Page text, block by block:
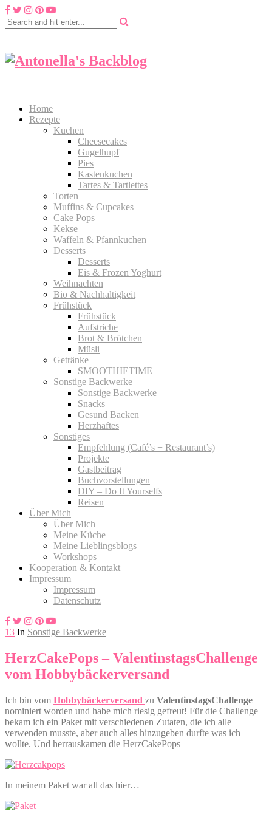
Home
Rezepte
Kuchen
Cheesecakes
Gugelhupf
Pies
Kastenkuchen
Tartes & Tartlettes
Torten
Muffins & Cupcakes
Cake Pops
Kekse
Waffeln & Pfannkuchen
Desserts
Desserts
Eis & Frozen Yoghurt
Weihnachten
Bio & Nachhaltigkeit
Frühstück
Frühstück
Aufstriche
Brot & Brötchen
Müsli
Getränke
SMOOTHIETIME
Sonstige Backwerke
Sonstige Backwerke
Snacks
Gesund Backen
Herzhaftes
Sonstiges
Empfehlung (Café’s + Restaurant’s)
Projekte
Gastbeitrag
Buchvorstellungen
DIY – Do It Yourselfs
Reisen
Über Mich
Über Mich
Meine Küche
Meine Lieblingsblogs
Workshops
Kooperation & Kontakt
Impressum
Impressum
Datenschutz
13 In Sonstige Backwerke
HerzCakePops – ValentinstagsChallenge
vom Hobbybäckerversand
Ich bin vom Hobbybäckerversand zu ValentinstagsChallenge
nominiert worden und habe mich riesig gefreut! Für die Challenge
bekam ich ein Paket mit verschiedenen Zutaten, die ich alle
verwenden musste, aber auch alles hinzugeben durfte was ich
wollte. Und herrauskamen die HerzCakePops
In meinem Paket war all das hier…